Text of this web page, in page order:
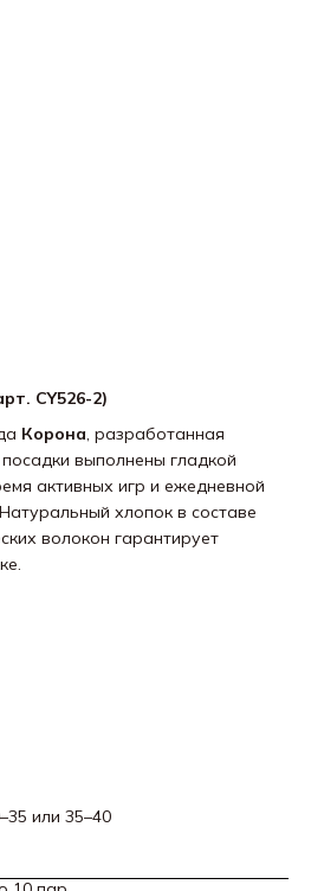
CY526-2)
Корона, разработанная
выполнены гладкой
активных игр и ежедневной
хлопок в составе
волокон гарантирует
или 35–40